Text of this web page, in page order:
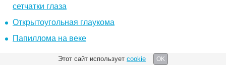
сетчатки глаза
Открытоугольная глаукома
Папиллома на веке
Этот сайт использует cookie OK